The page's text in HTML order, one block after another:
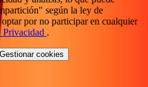
según la ley de
por no participar en cualquier
Privacidad .
Gestionar cookies